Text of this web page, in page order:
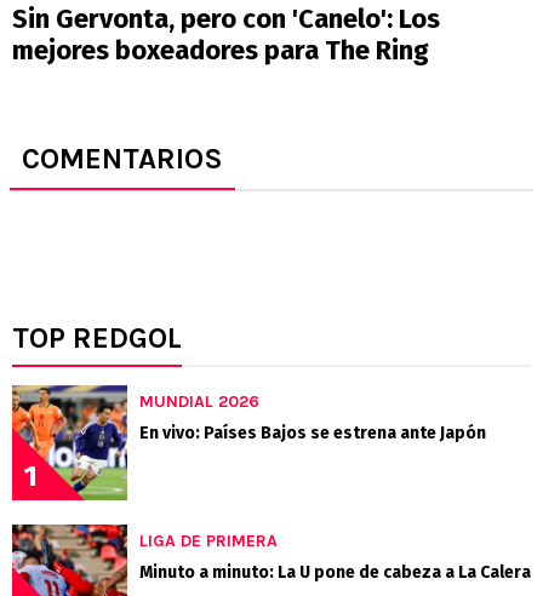
Sin Gervonta, pero con 'Canelo': Los
mejores boxeadores para The Ring
COMENTARIOS
TOP REDGOL
1
MUNDIAL 2026
En vivo: Países Bajos se estrena ante Japón
LIGA DE PRIMERA
Minuto a minuto: La U pone de cabeza a La Calera